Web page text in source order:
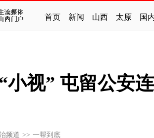
首页 新闻 山西 太原 国
小视” 屯留公安
频道 >> 一帮到底